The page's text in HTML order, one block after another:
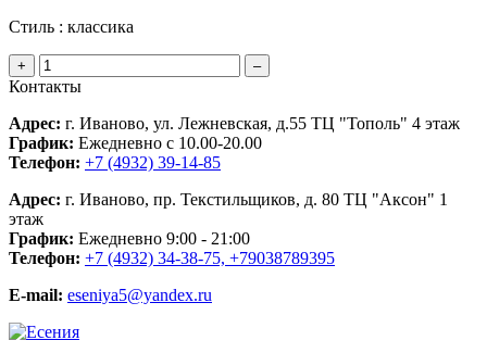
Стиль : классика
+ –
Контакты
Адрес: г. Иваново, ул. Лежневская, д.55 ТЦ "Тополь" 4 этаж
График: Ежедневно с 10.00-20.00
Телефон: +7 (4932) 39-14-85
Адрес: г. Иваново, пр. Текстильщиков, д. 80 ТЦ "Аксон" 1
этаж
График: Ежедневно 9:00 - 21:00
Телефон: +7 (4932) 34-38-75, +79038789395
E-mail: eseniya5@yandex.ru